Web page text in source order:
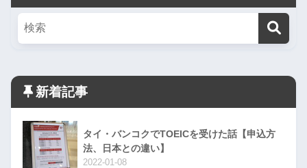
新着記事
タイ・バンコクでTOEICを受けた話【申込方
法、日本との違い】
2022-01-08